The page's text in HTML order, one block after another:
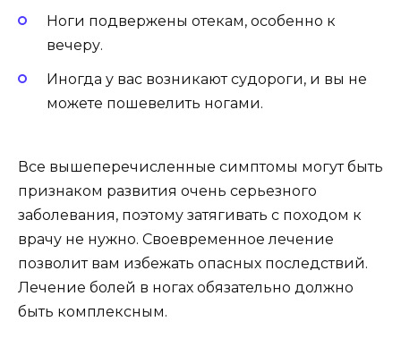
Ноги подвержены отекам, особенно к
вечеру.
Иногда у вас возникают судороги, и вы не
можете пошевелить ногами.
Все вышеперечисленные симптомы могут быть
признаком развития очень серьезного
заболевания, поэтому затягивать с походом к
врачу не нужно. Своевременное лечение
позволит вам избежать опасных последствий.
Лечение болей в ногах обязательно должно
быть комплексным.